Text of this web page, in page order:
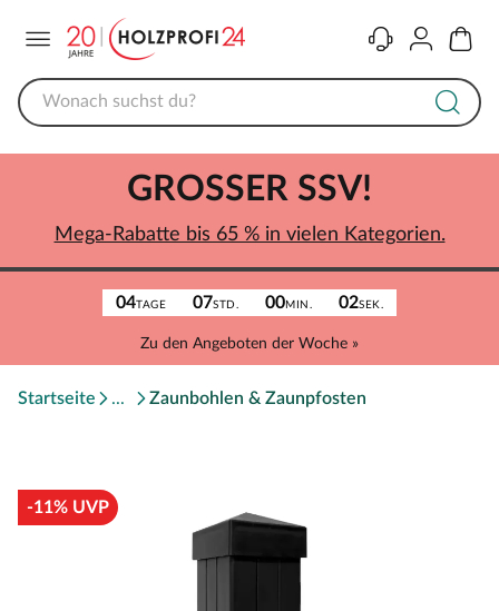
KontaktKonto
04TAGE 07STD. 00MIN. 02SEK.
Zu den Angeboten der Woche »
GROSSER SSV!
Mega-Rabatte bis 65 % in vielen Kategorien.
Startseite Zaunbohlen & Zaunpfosten
-11% UVP